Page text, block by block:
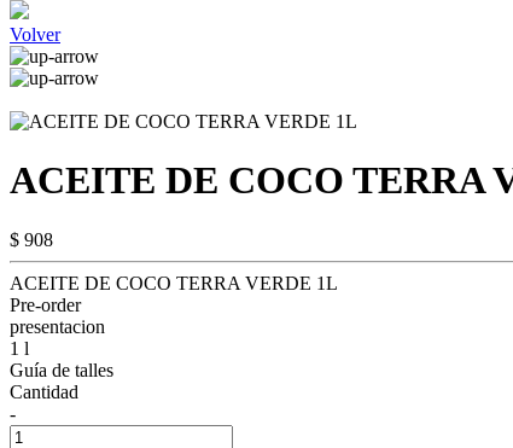
Volver
ACEITE DE COCO TERRA
$ 908
ACEITE DE COCO TERRA VERDE 1L
Pre-order
presentacion
1 l
Guía de talles
Cantidad
-